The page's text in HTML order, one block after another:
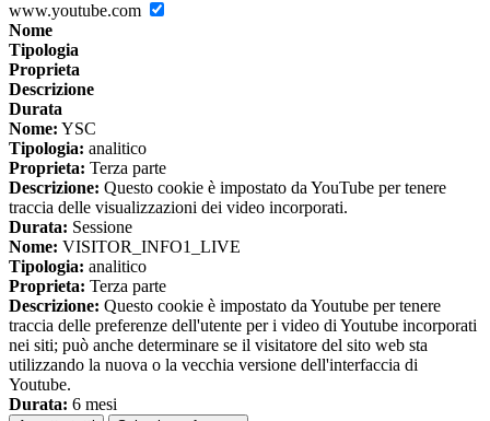
www.youtube.com
Nome
Tipologia
Proprieta
Descrizione
Durata
Nome: YSC
Tipologia: analitico
Proprieta: Terza parte
Descrizione: Questo cookie è impostato da YouTube per tenere
traccia delle visualizzazioni dei video incorporati.
Durata: Sessione
Nome: VISITOR_INFO1_LIVE
Tipologia: analitico
Proprieta: Terza parte
Descrizione: Questo cookie è impostato da Youtube per tenere
traccia delle preferenze dell'utente per i video di Youtube incorporati
nei siti; può anche determinare se il visitatore del sito web sta
utilizzando la nuova o la vecchia versione dell'interfaccia di
Youtube.
Durata: 6 mesi